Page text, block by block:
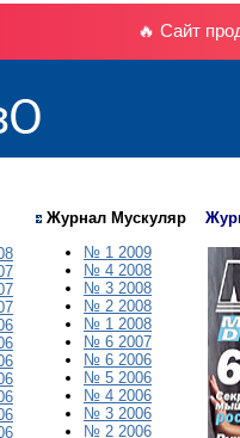
🔥 Сайт
Журнал Мускуляр
№ 1 2009
№ 4 2008
№ 3 2008
№ 2 2008
№ 1 2008
№ 6 2007
№ 6 2006
№ 5 2006
№ 4 2006
№ 3 2006
№ 2 2006